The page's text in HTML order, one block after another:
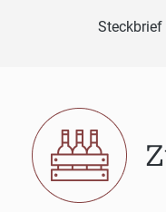
Steckbrief